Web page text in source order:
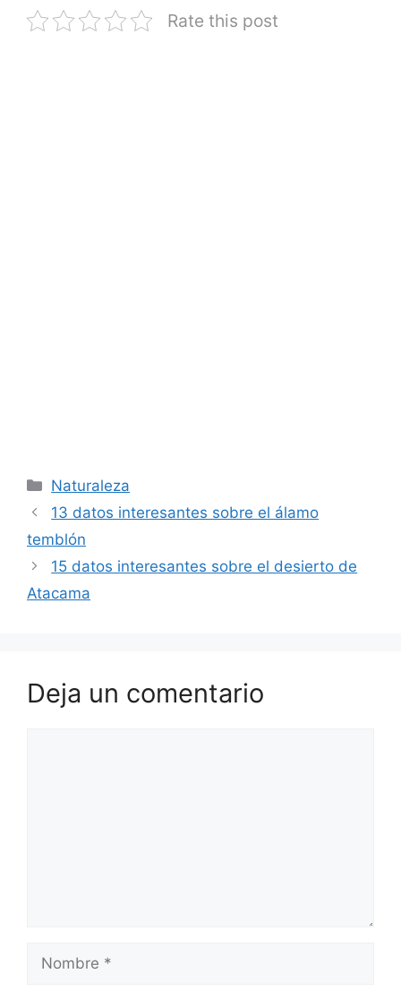
Rate this post
Categorías
Naturaleza
13 datos interesantes sobre el álamo
temblón
15 datos interesantes sobre el desierto de
Atacama
Deja un comentario